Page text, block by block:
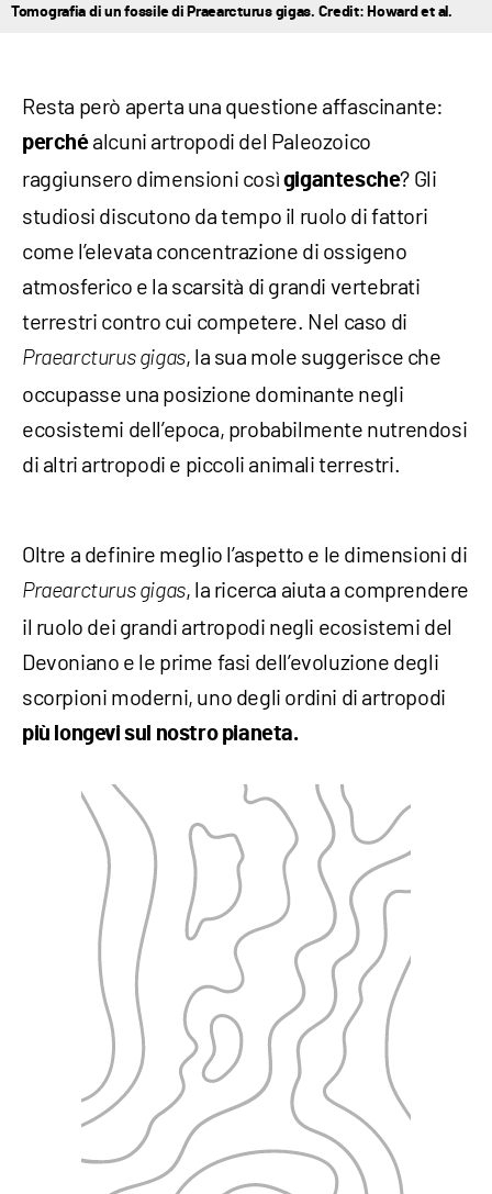
Tomografia di un fossile di Praearcturus gigas. Credit: Howard et al.
Resta però aperta una questione affascinante:
perchéalcuni artropodi del Paleozoico
raggiunsero dimensioni così gigantesche? Gli
studiosi discutono da tempo il ruolo di fattori
come l’elevata concentrazione di ossigeno
atmosferico e la scarsità di grandi vertebrati
terrestri contro cui competere. Nel caso di
Praearcturus gigas, la sua mole suggerisce che
occupasse una posizione dominante negli
ecosistemi dell’epoca, probabilmente nutrendosi
di altri artropodi e piccoli animali terrestri.
Oltre a definire meglio l’aspetto e le dimensioni di
Praearcturus gigas, la ricerca aiuta a comprendere
il ruolo dei grandi artropodi negli ecosistemi del
Devoniano e le prime fasi dell’evoluzione degli
scorpioni moderni, uno degli ordini di artropodi
più longevi sul nostro pianeta.